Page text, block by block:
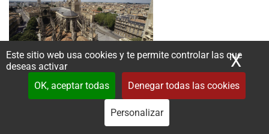
Este sitio web usa cookies y te permite controlar las que
deseas activar
OK, aceptar todas
Denegar todas las cookies
Personalizar
X
Bordeaux